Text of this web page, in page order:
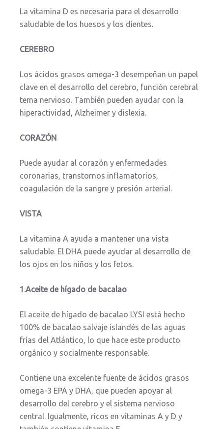
La vitamina D es necesaria para el desarrollo
saludable de los huesos y los dientes.
CEREBRO
Los ácidos grasos omega-3 desempeñan un papel
clave en el desarrollo del cerebro, función cerebral
tema nervioso. También pueden ayudar con la
hiperactividad, Alzheimer y dislexia.
CORAZÓN
Puede ayudar al corazón y enfermedades
coronarias, transtornos inflamatorios,
coagulación de la sangre y presión arterial.
VISTA
La vitamina A ayuda a mantener una vista
saludable. El DHA puede ayudar al desarrollo de
los ojos en los niños y los fetos.
1.Aceite de hígado de bacalao
El aceite de hígado de bacalao LYSI está hecho
100% de bacalao salvaje islandés de las aguas
frías del Atlántico, lo que hace este producto
orgánico y socialmente responsable.
Contiene una excelente fuente de ácidos grasos
omega-3 EPA y DHA, que pueden apoyar al
desarrollo del cerebro y el sistema nervioso
central. Igualmente, ricos en vitaminas A y D y